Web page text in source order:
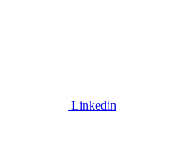
Linkedin